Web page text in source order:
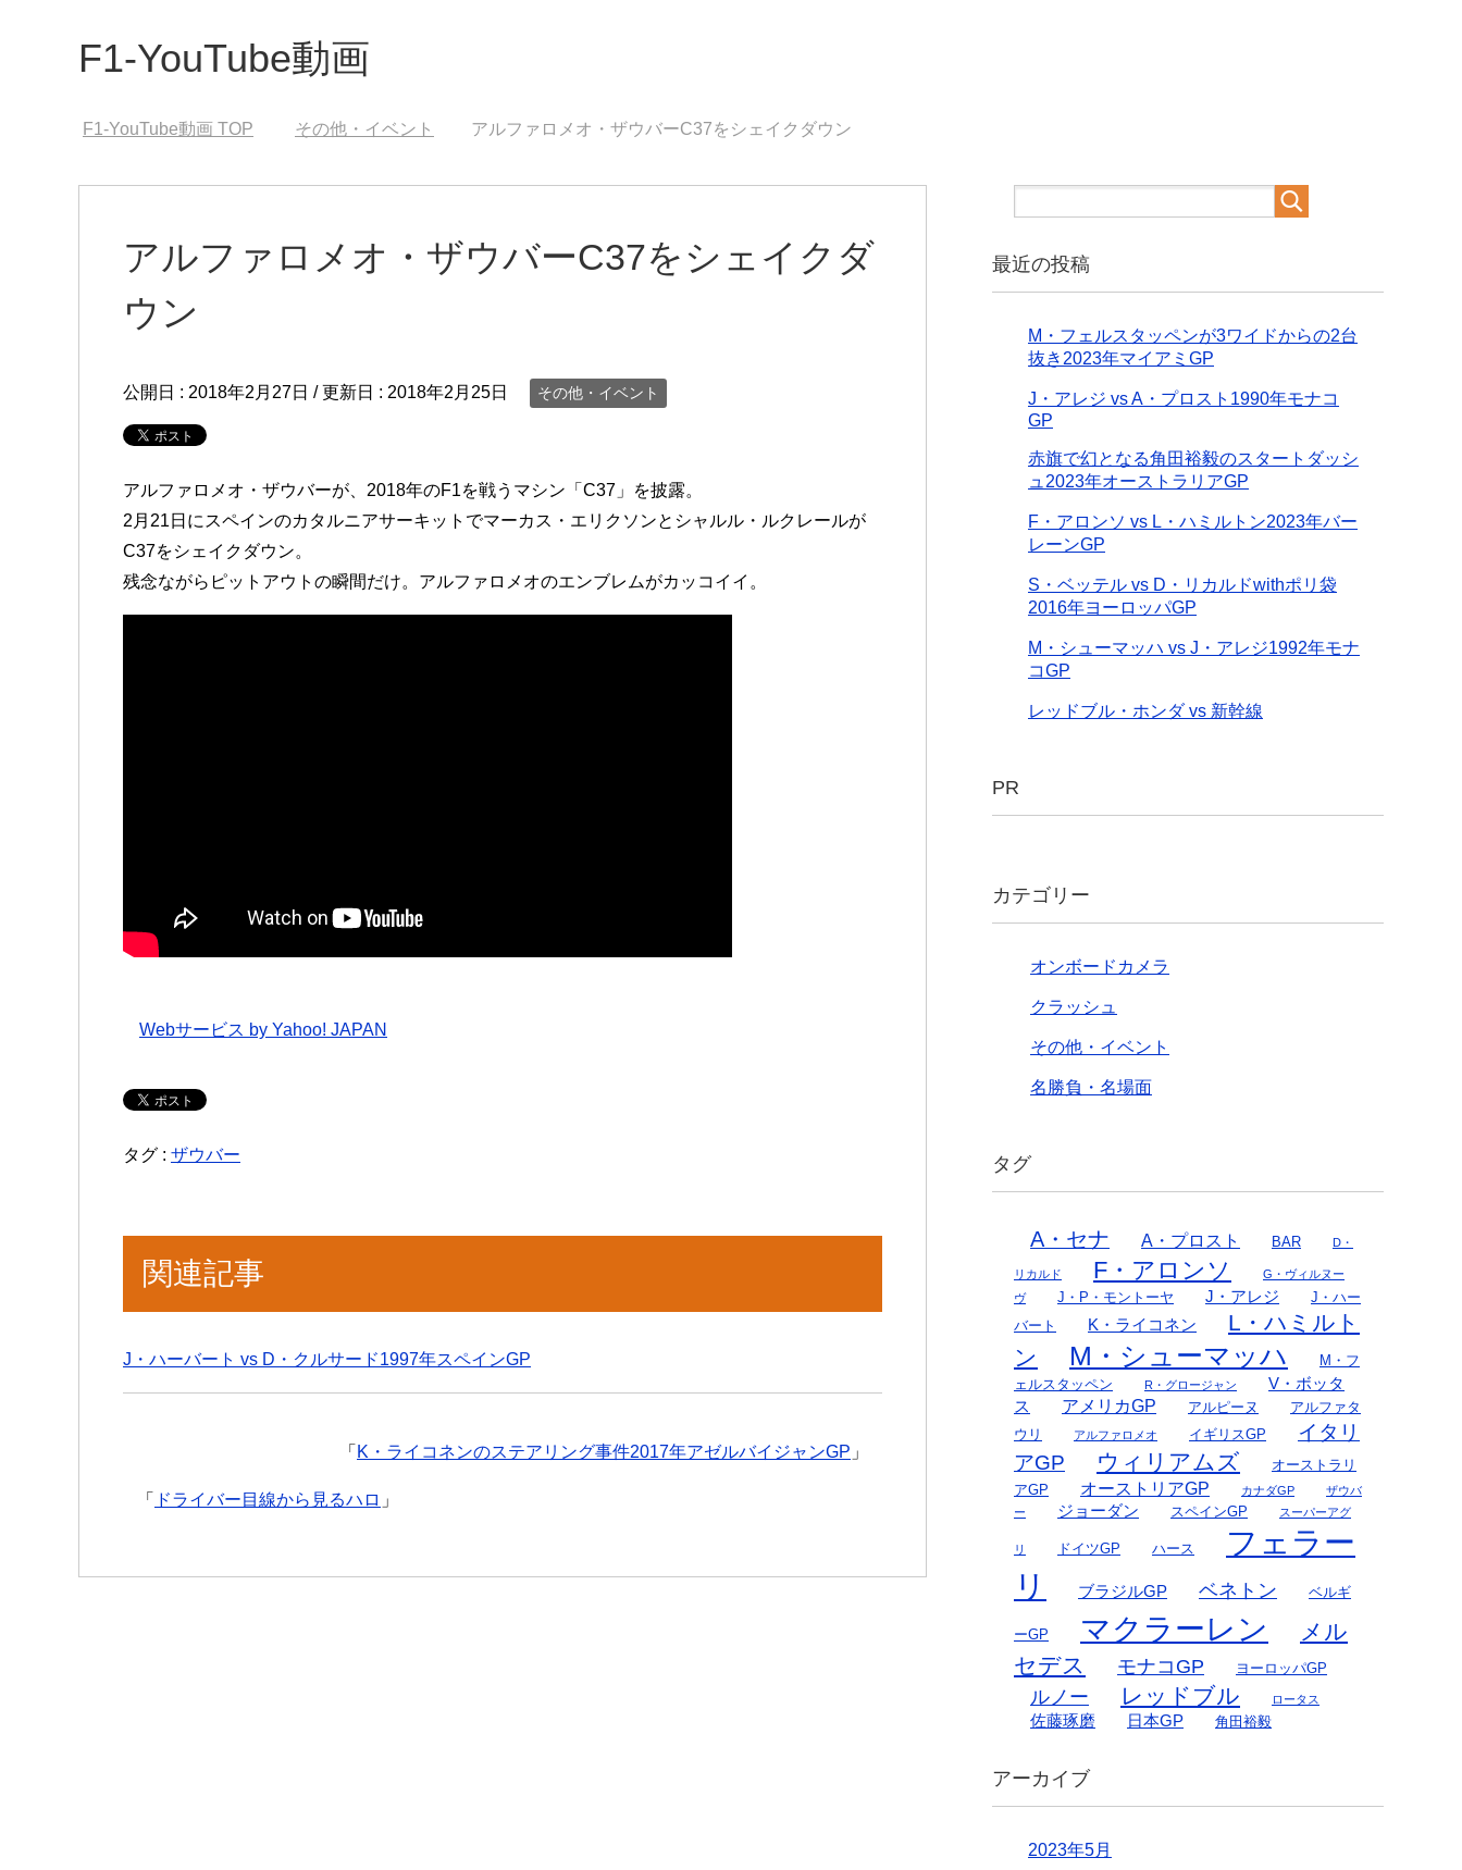
F1-YouTube動画
F1-YouTube動画 TOP その他・イベント アルファロメオ・ザウバーC37をシェイクダウン
アルファロメオ・ザウバーC37をシェイクダ
ウン
公開日 : 2018年2月27日 / 更新日 : 2018年2月25日 その他・イベント
アルファロメオ・ザウバーが、2018年のF1を戦うマシン「C37」を披露。
2月21日にスペインのカタルニアサーキットでマーカス・エリクソンとシャルル・ルクレールが
C37をシェイクダウン。
残念ながらピットアウトの瞬間だけ。アルファロメオのエンブレムがカッコイイ。
Webサービス by Yahoo! JAPAN
タグ : ザウバー
関連記事
J・ハーバート vs D・クルサード1997年スペインGP
「 K・ライコネンのステアリング事件2017年アゼルバイジャンGP 」
「 ドライバー目線から見るハロ 」
最近の投稿
M・フェルスタッペンが3ワイドからの2台
抜き2023年マイアミGP
J・アレジ vs A・プロスト1990年モナコ
GP
赤旗で幻となる角田裕毅のスタートダッシ
ュ2023年オーストラリアGP
F・アロンソ vs L・ハミルトン2023年バー
レーンGP
S・ベッテル vs D・リカルドwithポリ袋
2016年ヨーロッパGP
M・シューマッハ vs J・アレジ1992年モナ
コGP
レッドブル・ホンダ vs 新幹線
PR
カテゴリー
オンボードカメラ
クラッシュ
その他・イベント
名勝負・名場面
タグ
A・セナ A・プロスト BAR D・
リカルド F・アロンソ
G・ヴィルヌー
ヴ
J・P・モントーヤ J・アレジ
J・ハー
バート
K・ライコネン
L・ハミルト
ン
M・シューマッハ
M・フ
ェルスタッペン
R・グロージャン
V・ボッタ
ス
アメリカGP アルピーヌ
アルファタ
ウリ
アルファロメオ イギリスGP
イタリ
アGP
ウィリアムズ
オーストラリ
アGP
オーストリアGP カナダGP
ザウバ
ー
ジョーダン スペインGP スーパーアグ
リ ドイツGP ハース
フェラー
リ
ブラジルGP ベネトン ベルギ
ーGP マクラーレン
メル
セデス
モナコGP ヨーロッパGP
ルノー レッドブル ロータス
佐藤琢磨 日本GP 角田裕毅
アーカイブ
2023年5月